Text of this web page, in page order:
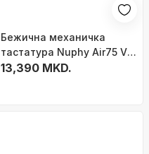
Бежична механичка
тастатура Nuphy Air75 V2,
ултра тенка, RGB
13,390 MKD.